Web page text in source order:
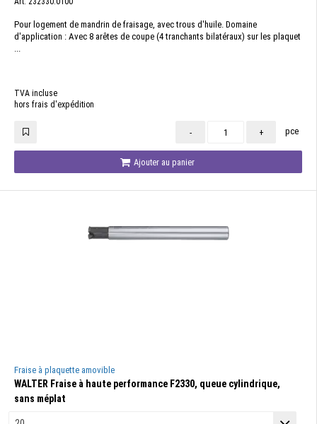
Pour logement de mandrin de fraisage, avec trous d'huile. Domaine
d'application : Avec 8 arêtes de coupe (4 tranchants bilatéraux) sur les plaquet
...
TVA incluse
hors frais d'expédition
- + pce
Ajouter au panier
Fraise à plaquette amovible
WALTER Fraise à haute performance F2330, queue cylindrique,
sans méplat